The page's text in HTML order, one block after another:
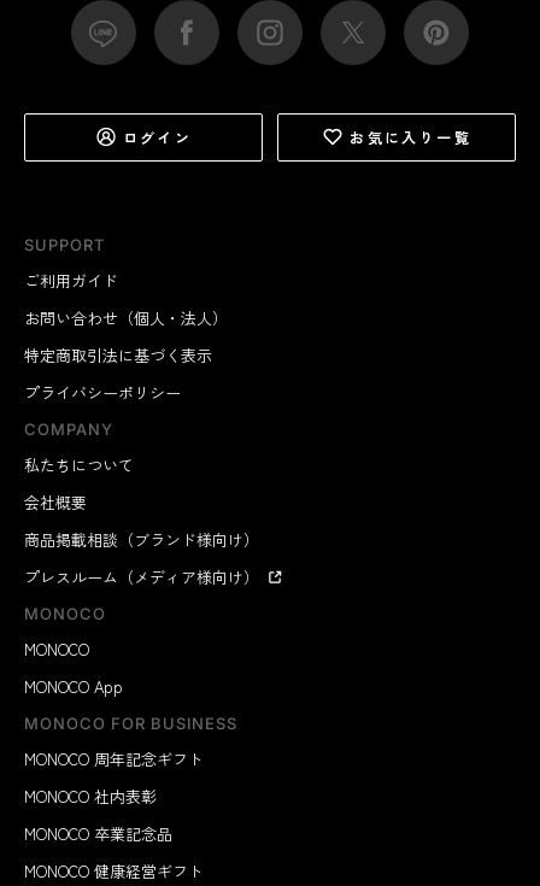
SUPPORT
ご利用ガイド
お問い合わせ（個人・法人）
特定商取引法に基づく表示
プライバシーポリシー
COMPANY
私たちについて
会社概要
商品掲載相談（ブランド様向け）
プレスルーム（メディア様向け）
MONOCO
MONOCO
MONOCO App
MONOCO FOR BUSINESS
MONOCO 周年記念ギフト
MONOCO 社内表彰
MONOCO 卒業記念品
MONOCO 健康経営ギフト
ログイン お気に入り一覧